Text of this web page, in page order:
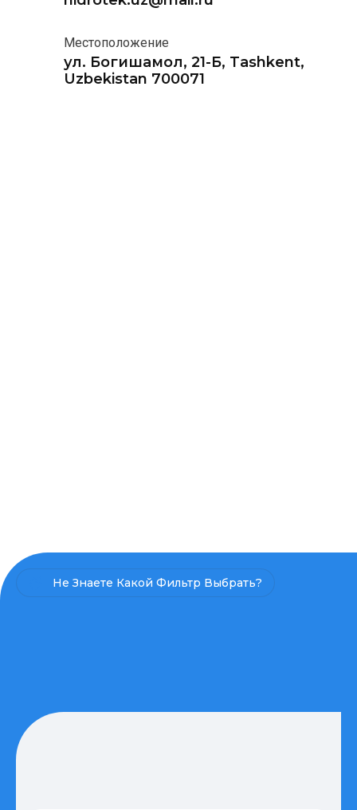
Местоположение
ул. Богишамол, 21-Б, Tashkent,
Uzbekistan 700071
Не Знаете Какой Фильтр Выбрать?